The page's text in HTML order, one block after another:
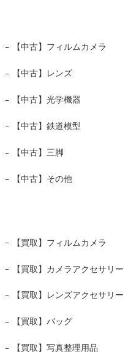
【中古】フィルムカメラ
【中古】レンズ
【中古】光学機器
【中古】鉄道模型
【中古】三脚
【中古】その他
【買取】フィルムカメラ
【買取】カメラアクセサリー
【買取】レンズアクセサリー
【買取】バッグ
【買取】写真整理用品